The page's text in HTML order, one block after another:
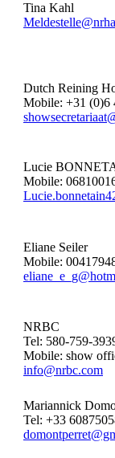
Tina Kahl
Dutch Reining
Mobile: +31 (0)6
Lucie
Mobile:
Eliane Seiler
Mobile:
NRBC
Tel: 580-759-
Mobile: show
info@nrbc.com
Mariannick
Tel: +33